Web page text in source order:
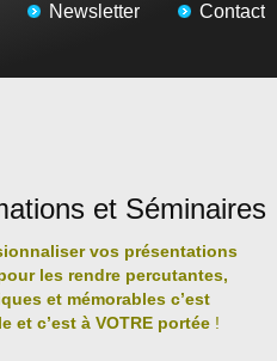
Newsletter Contact
et Séminaires
vos présentations
les rendre percutantes,
et mémorables c’est
et c’est à VOTRE portée !